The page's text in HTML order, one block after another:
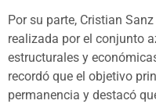
Por su parte, Cristian
realizada por el conjunto
estructurales y
recordó que el objetivo
permanencia y destacó